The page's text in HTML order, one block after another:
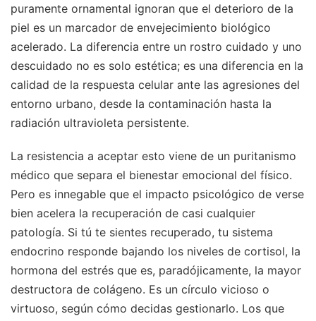
puramente ornamental ignoran que el deterioro de la
piel es un marcador de envejecimiento biológico
acelerado. La diferencia entre un rostro cuidado y uno
descuidado no es solo estética; es una diferencia en la
calidad de la respuesta celular ante las agresiones del
entorno urbano, desde la contaminación hasta la
radiación ultravioleta persistente.
La resistencia a aceptar esto viene de un puritanismo
médico que separa el bienestar emocional del físico.
Pero es innegable que el impacto psicológico de verse
bien acelera la recuperación de casi cualquier
patología. Si tú te sientes recuperado, tu sistema
endocrino responde bajando los niveles de cortisol, la
hormona del estrés que es, paradójicamente, la mayor
destructora de colágeno. Es un círculo vicioso o
virtuoso, según cómo decidas gestionarlo. Los que